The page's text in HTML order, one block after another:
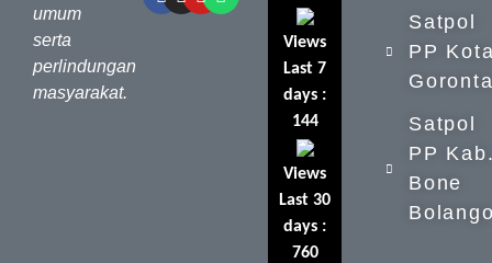
umum
serta
perlindungan
masyarakat.
Views
Last 7
days :
144
Views
Last 30
days :
760
Satpol
PP
Satpol
PP
Bone